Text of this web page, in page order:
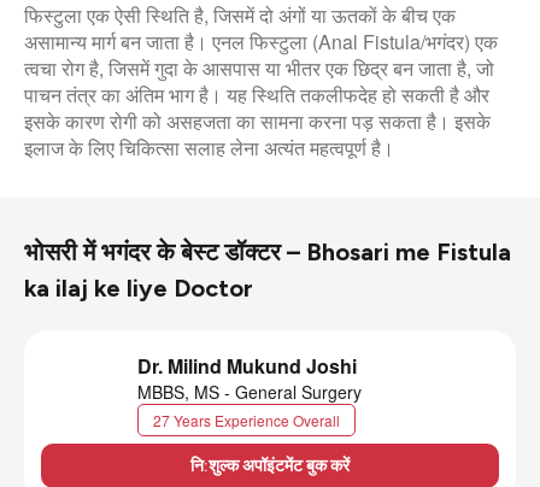
फिस्टुला एक ऐसी स्थिति है, जिसमें दो अंगों या ऊतकों के बीच एक
असामान्य मार्ग बन जाता है। एनल फिस्टुला (Anal Fistula/भगंदर) एक
त्वचा रोग है, जिसमें गुदा के आसपास या भीतर एक छिद्र बन जाता है, जो
पाचन तंत्र का अंतिम भाग है। यह स्थिति तकलीफदेह हो सकती है और
इसके कारण रोगी को असहजता का सामना करना पड़ सकता है। इसके
इलाज के लिए चिकित्सा सलाह लेना अत्यंत महत्वपूर्ण है।
भोसरी में भगंदर के बेस्ट डॉक्टर – Bhosari me Fistula
ka ilaj ke liye Doctor
Dr. Milind Mukund Joshi
MBBS, MS - General Surgery
27 Years Experience Overall
नि:शुल्क अपॉइंटमेंट बुक करें